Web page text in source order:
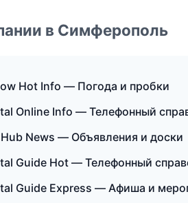
в Симферополь
Hot Info — Погода и пробки
Online Info — Телефонный
News — Объявления и доски
Guide Hot — Телефонный
Guide Express — Афиша и